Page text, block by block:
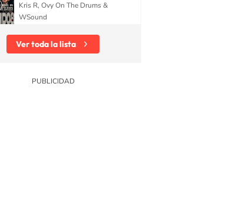
Kris R, Ovy On The Drums &
WSound
Ver toda la lista